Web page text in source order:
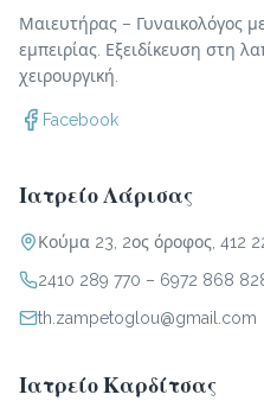
Μαιευτήρας – Γυναικολόγος
εμπειρίας. Εξειδίκευση στη
χειρουργική.
Facebook
Ιατρείο Λάρισας
Κούμα 23, 2ος όροφος, 412
2410 289 770 – 6972 868
th.zampetoglou@gmail.com
Ιατρείο Καρδίτσας